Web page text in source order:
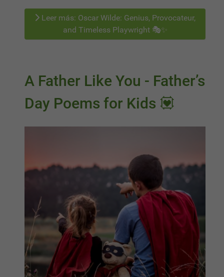
Leer más: Oscar Wilde: Genius, Provocateur,
and Timeless Playwright 🎭✨
A Father Like You - Father’s
Day Poems for Kids 💟